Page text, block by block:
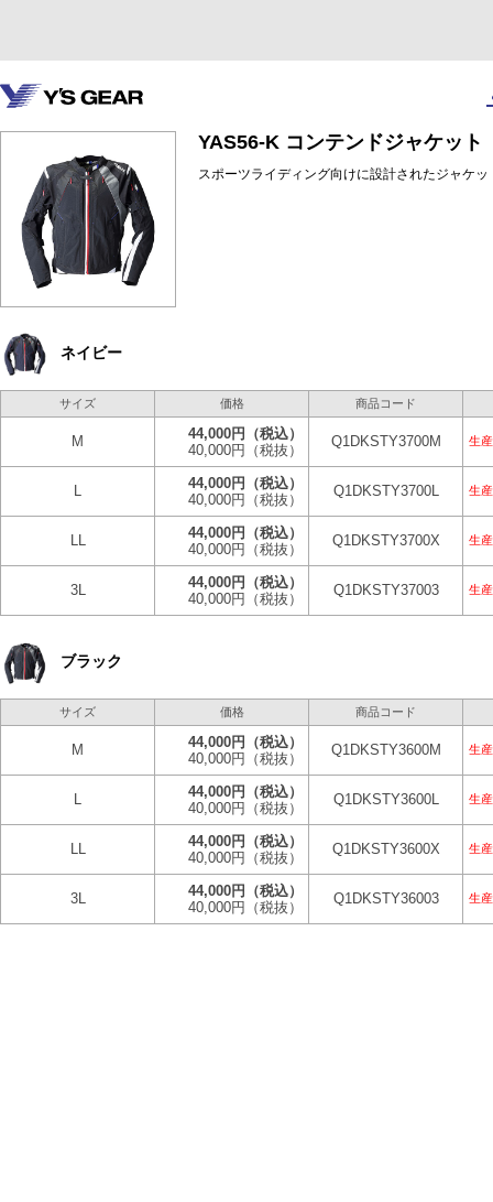
YAS56-K コンテンドジャケット
スポーツライディング向けに設計されたジャケッ
ネイビー
サイズ 価格 商品コード
M 44,000円
（税込）
40,000円
（税抜）
Q1DKSTY3700M 生
44,000円
（税込）
40,000円
（税抜）
Q1DKSTY3700L 生
44,000円
（税込）
40,000円
（税抜）
Q1DKSTY3700X 生
3L 44,000円
（税込）
40,000円
（税抜）
Q1DKSTY37003 生
ブラック
サイズ 価格 商品コード
M 44,000円
（税込）
40,000円
（税抜）
Q1DKSTY3600M 生
44,000円
（税込）
40,000円
（税抜）
Q1DKSTY3600L 生
44,000円
（税込）
40,000円
（税抜）
Q1DKSTY3600X 生
3L 44,000円
（税込）
40,000円
（税抜）
Q1DKSTY36003 生